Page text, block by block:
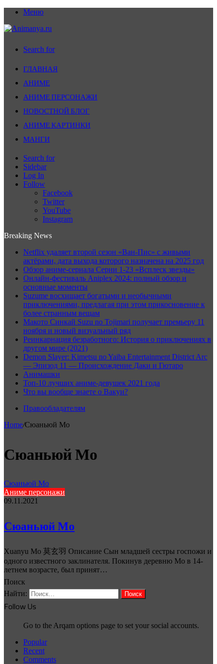
Меню
Search for
ГЛАВНАЯ
АНИМЕ
АНИМЕ ПЕРСОНАЖИ
НОВОСТНОЙ БЛОГ
АНИМЕ КАРТИНКИ
МАНГИ
Search for
Sidebar
Log In
Follow
Facebook
Twitter
YouTube
Instagram
Breaking News
Netflix удаляет второй сезон «Ван-Пис» с живыми
актёрами, дата выхода которого назначена на 2025 год
Обзор аниме-сериала Серии 1-23 «Всплеск звезды»
Онлайн-фестиваль Aniplex 2024: полный обзор и
основные моменты
Suzume восхищает богатыми и необычными
приключениями, предлагая при этом прикосновение к
более странным вещам
Макото Синкай Suzu no Tojimari получает премьеру 11
ноября и новый визуальный ряд
Реинкарнация безработного: История о приключениях в
другом мире (2021)
Demon Slayer: Kimetsu no Yaiba Entertainment District Arc
— Эпизод 11 — Происхождение Даки и Гютаро
Анимашки
Топ-10 лучших аниме-девушек 2021 года
Что вы вообще знаете о Вакуи?
Правообладателям
Home/Сюаньюй Мо
Сюаньюй Мо
Сюаньюй Мо
Аниме персонажи
09.11.2021
Сюаньюй Мо
Xuanyu Mo 莫玄羽 Описание Сын младшей сестры госпожи и
одного известного заклинателя. Покинув деревню Мо в 14-
летнем возрасте, был принят…
Поиск
Найти:
Follow Us
Go to the Arqam options page to set your social accounts.
Popular
Recent
Comments